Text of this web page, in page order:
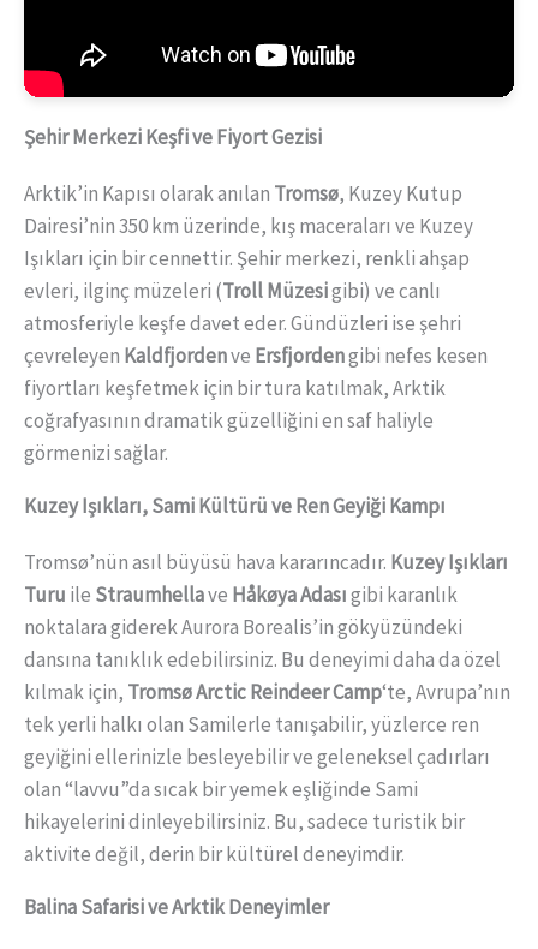
Şehir Merkezi Keşfi ve Fiyort Gezisi
Arktik’in Kapısı olarak anılan Tromsø, Kuzey Kutup
Dairesi’nin 350 km üzerinde, kış maceraları ve Kuzey
Işıkları için bir cennettir. Şehir merkezi, renkli ahşap
evleri, ilginç müzeleri (Troll Müzesigibi) ve canlı
atmosferiyle keşfe davet eder. Gündüzleri ise şehri
çevreleyen Kaldfjordenve Ersfjordengibi nefes kesen
fiyortları keşfetmek için bir tura katılmak, Arktik
coğrafyasının dramatik güzelliğini en saf haliyle
görmenizi sağlar.
Kuzey Işıkları, Sami Kültürü ve Ren Geyiği Kampı
Tromsø’nün asıl büyüsü hava kararıncadır. Kuzey Işıkları
Turu ile Straumhellave Håkøya Adasıgibi karanlık
noktalara giderek Aurora Borealis’in gökyüzündeki
dansına tanıklık edebilirsiniz. Bu deneyimi daha da özel
kılmak için, Tromsø Arctic Reindeer Camp‘te, Avrupa’nın
tek yerli halkı olan Samilerle tanışabilir, yüzlerce ren
geyiğini ellerinizle besleyebilir ve geleneksel çadırları
olan “lavvu”da sıcak bir yemek eşliğinde Sami
hikayelerini dinleyebilirsiniz. Bu, sadece turistik bir
aktivite değil, derin bir kültürel deneyimdir.
Balina Safarisi ve Arktik Deneyimler